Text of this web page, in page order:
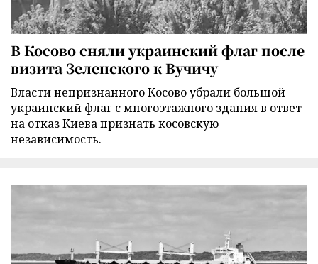
В Косово сняли украинский флаг после
визита Зеленского к Вучичу
Власти непризнанного Косово убрали большой
украинский флаг с многоэтажного здания в ответ
на отказ Киева признать косовскую
независимость.